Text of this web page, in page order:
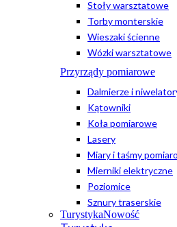
Stoły warsztatowe
Torby monterskie
Wieszaki ścienne
Wózki warsztatowe
Przyrządy pomiarowe
Dalmierze i
Kątowniki
Koła pomiarowe
Lasery
Miary i taśmy
Mierniki elektryczne
Poziomice
Sznury traserskie
TurystykaNowość